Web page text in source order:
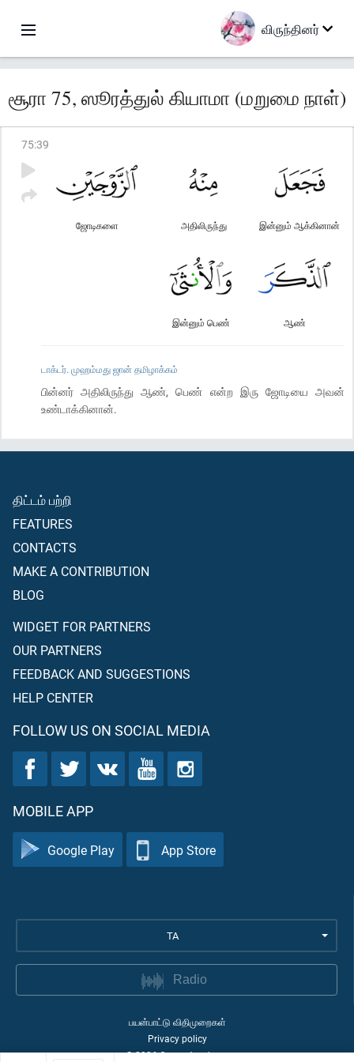
விருந்தினர்
சூரா 75, ஸூரத்துல் கியாமா (மறுமை நாள்)
75:39
இன்னும் ஆக்கினான்
அதிலிருந்து
ஜோடிகளை
ஆண்
இன்னும் பெண்
டாக்டர். முஹம்மது ஜான் தமிழாக்கம்
பின்னர் அதிலிருந்து ஆண், பெண் என்ற இரு ஜோடியை அவன்
உண்டாக்கினான்.
திட்டம் பற்றி
FEATURES
CONTACTS
MAKE A CONTRIBUTION
BLOG
WIDGET FOR PARTNERS
OUR PARTNERS
FEEDBACK AND SUGGESTIONS
HELP CENTER
FOLLOW US ON SOCIAL MEDIA
MOBILE APP
Google Play App Store
TA
Radio
பயன்பாட்டு விதிமுறைகள்
Privacy policy
©2026Quran Academy